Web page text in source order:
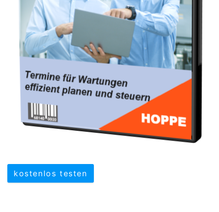
kostenlos testen